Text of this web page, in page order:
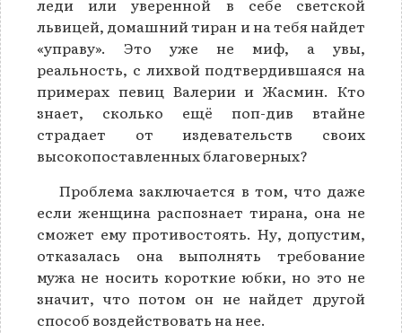
леди или уверенной в себе светской
львицей, домашний тиран и на тебя найдет
«управу». Это уже не миф, а увы,
реальность, с лихвой подтвердившаяся на
примерах певиц Валерии и Жасмин. Кто
знает, сколько ещё поп-див втайне
страдает от издевательств своих
высокопоставленных благоверных?
Проблема заключается в том, что даже
если женщина распознает тирана, она не
сможет ему противостоять. Ну, допустим,
отказалась она выполнять требование
мужа не носить короткие юбки, но это не
значит, что потом он не найдет другой
способ воздействовать на нее.